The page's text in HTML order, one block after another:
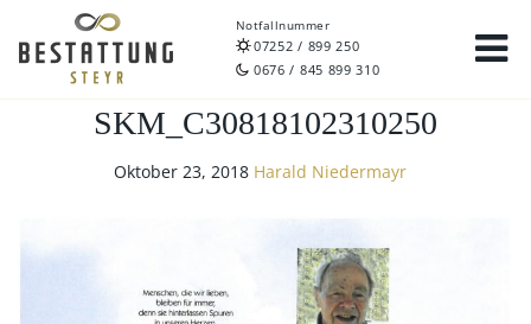
Notfallnummer
07252 / 899 250
0676 / 845 899 310
SKM_C30818102310250
Oktober 23, 2018 Harald Niedermayr